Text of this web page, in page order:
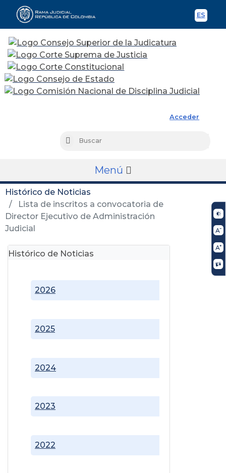
ES
Acceder
Buscar
Menú
Histórico de Noticias
Lista de inscritos a convocatoria de
Director Ejecutivo de Administración
Judicial
Histórico de Noticias
2022
2023
2024
2025
2026